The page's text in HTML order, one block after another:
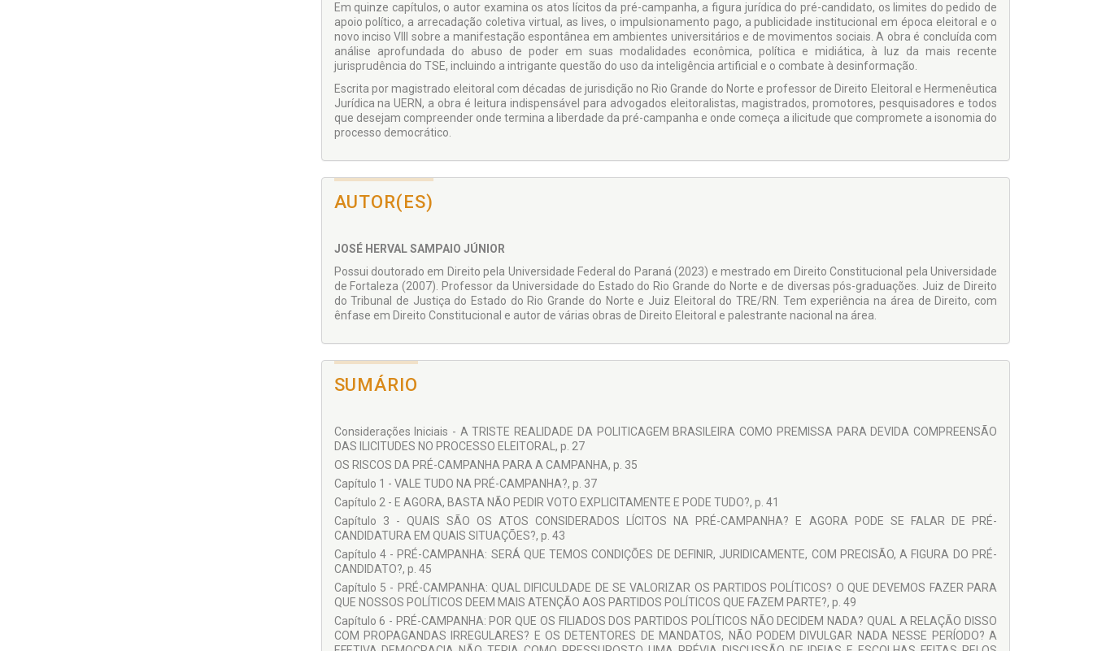
Em quinze capítulos, o autor examina os atos lícitos da pré-campanha, a figura jurídica do pré-candidato, os limites do pedido de
apoio político, a arrecadação coletiva virtual, as lives, o impulsionamento pago, a publicidade institucional em época eleitoral e o
novo inciso VIII sobre a manifestação espontânea em ambientes universitários e de movimentos sociais. A obra é concluída com
análise aprofundada do abuso de poder em suas modalidades econômica, política e midiática, à luz da mais recente
jurisprudência do TSE, incluindo a intrigante questão do uso da inteligência artificial e o combate à desinformação.
Escrita por magistrado eleitoral com décadas de jurisdição no Rio Grande do Norte e professor de Direito Eleitoral e Hermenêutica
Jurídica na UERN, a obra é leitura indispensável para advogados eleitoralistas, magistrados, promotores, pesquisadores e todos
que desejam compreender onde termina a liberdade da pré-campanha e onde começa a ilicitude que compromete a isonomia do
processo democrático.
AUTOR(ES)
JOSÉ HERVAL SAMPAIO JÚNIOR
Possui doutorado em Direito pela Universidade Federal do Paraná (2023) e mestrado em Direito Constitucional pela Universidade
de Fortaleza (2007). Professor da Universidade do Estado do Rio Grande do Norte e de diversas pós-graduações. Juiz de Direito
do Tribunal de Justiça do Estado do Rio Grande do Norte e Juiz Eleitoral do TRE/RN. Tem experiência na área de Direito, com
ênfase em Direito Constitucional e autor de várias obras de Direito Eleitoral e palestrante nacional na área.
SUMÁRIO
Considerações Iniciais - A TRISTE REALIDADE DA POLITICAGEM BRASILEIRA COMO PREMISSA PARA DEVIDA COMPREENSÃO
DAS ILICITUDES NO PROCESSO ELEITORAL, p. 27
OS RISCOS DA PRÉ-CAMPANHA PARA A CAMPANHA, p. 35
Capítulo 1 - VALE TUDO NA PRÉ-CAMPANHA?, p. 37
Capítulo 2 - E AGORA, BASTA NÃO PEDIR VOTO EXPLICITAMENTE E PODE TUDO?, p. 41
Capítulo 3 - QUAIS SÃO OS ATOS CONSIDERADOS LÍCITOS NA PRÉ-CAMPANHA? E AGORA PODE SE FALAR DE PRÉ-
CANDIDATURA EM QUAIS SITUAÇÕES?, p. 43
Capítulo 4 - PRÉ-CAMPANHA: SERÁ QUE TEMOS CONDIÇÕES DE DEFINIR, JURIDICAMENTE, COM PRECISÃO, A FIGURA DO PRÉ-
CANDIDATO?, p. 45
Capítulo 5 - PRÉ-CAMPANHA: QUAL DIFICULDADE DE SE VALORIZAR OS PARTIDOS POLÍTICOS? O QUE DEVEMOS FAZER PARA
QUE NOSSOS POLÍTICOS DEEM MAIS ATENÇÃO AOS PARTIDOS POLÍTICOS QUE FAZEM PARTE?, p. 49
Capítulo 6 - PRÉ-CAMPANHA: POR QUE OS FILIADOS DOS PARTIDOS POLÍTICOS NÃO DECIDEM NADA? QUAL A RELAÇÃO DISSO
COM PROPAGANDAS IRREGULARES? E OS DETENTORES DE MANDATOS, NÃO PODEM DIVULGAR NADA NESSE PERÍODO? A